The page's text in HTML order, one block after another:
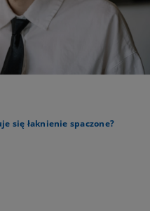
się łaknienie spaczone?